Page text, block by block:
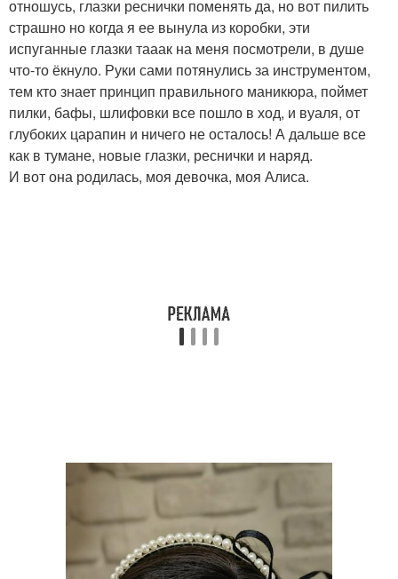
отношусь, глазки реснички поменять да, но вот пилить
страшно но когда я ее вынула из коробки, эти
испуганные глазки тааак на меня посмотрели, в душе
что-то ёкнуло. Руки сами потянулись за инструментом,
тем кто знает принцип правильного маникюра, поймет
пилки, бафы, шлифовки все пошло в ход, и вуаля, от
глубоких царапин и ничего не осталось! А дальше все
как в тумане, новые глазки, реснички и наряд.
И вот она родилась, моя девочка, моя Алиса.